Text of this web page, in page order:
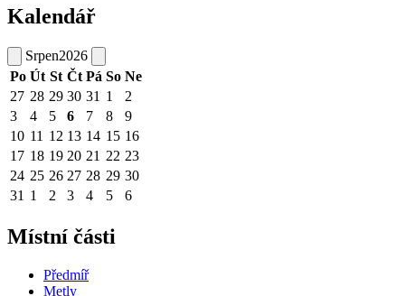
Kalendář
Srpen2026
Po Út St Čt Pá So Ne
27 28 29 30 31 1
2
3
4 5 6 7 8
9
10 11 12 13 14 15 16
17 18 19 20 21 22 23
24 25 26 27 28 29 30
31 1 2 3 4 5 6
Místní části
Předmíř
Metly